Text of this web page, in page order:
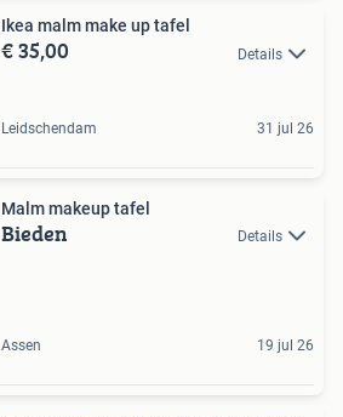
Ikea malm make up tafel
€ 35,00 Details
Leidschendam 31 jul 26
Malm makeup tafel
Bieden Details
Assen 19 jul 26